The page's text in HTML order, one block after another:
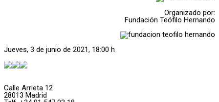
Organizado por:
Fundación Teófilo Hernando
Jueves, 3 de junio de 2021, 18:00 h
Calle Arrieta 12
28013 Madrid